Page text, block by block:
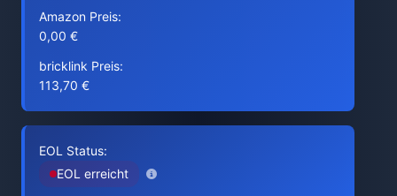
Amazon Preis:
0,00 €
bricklink Preis:
113,70 €
EOL Status:
EOL erreicht